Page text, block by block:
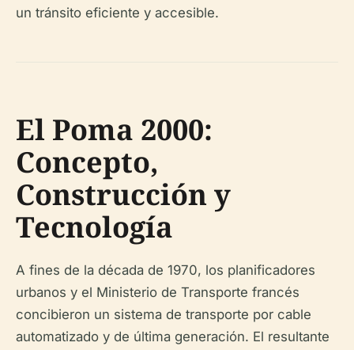
un tránsito eficiente y accesible.
El Poma 2000:
Concepto,
Construcción y
Tecnología
A fines de la década de 1970, los planificadores
urbanos y el Ministerio de Transporte francés
concibieron un sistema de transporte por cable
automatizado y de última generación. El resultante